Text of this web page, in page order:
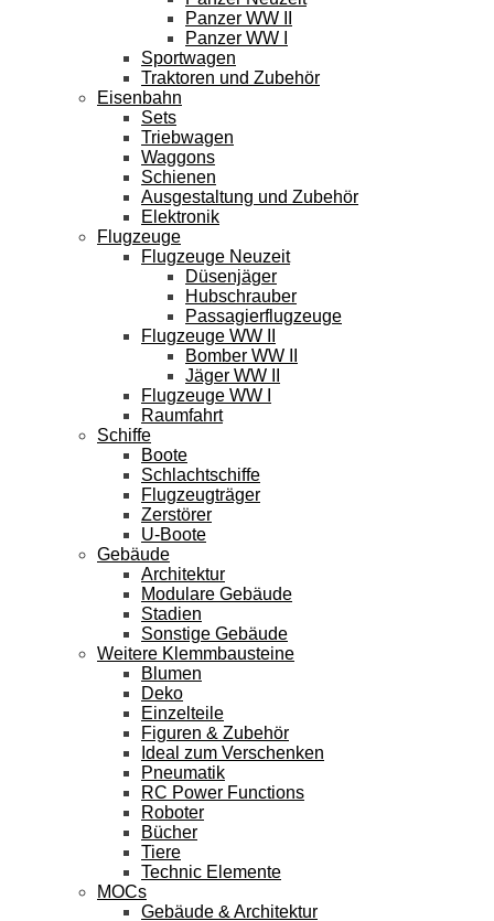
Panzer WW II
Panzer WW I
Sportwagen
Traktoren und Zubehör
Eisenbahn
Sets
Triebwagen
Waggons
Schienen
Ausgestaltung und Zubehör
Elektronik
Flugzeuge
Flugzeuge Neuzeit
Düsenjäger
Hubschrauber
Passagierflugzeuge
Flugzeuge WW II
Bomber WW II
Jäger WW II
Flugzeuge WW I
Raumfahrt
Schiffe
Boote
Schlachtschiffe
Flugzeugträger
Zerstörer
U-Boote
Gebäude
Architektur
Modulare Gebäude
Stadien
Sonstige Gebäude
Weitere Klemmbausteine
Blumen
Deko
Einzelteile
Figuren & Zubehör
Ideal zum Verschenken
Pneumatik
RC Power Functions
Roboter
Bücher
Tiere
Technic Elemente
MOCs
Gebäude & Architektur